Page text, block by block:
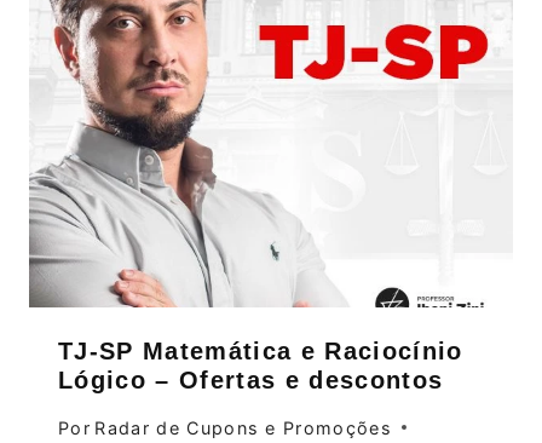
TJ-SP Matemática e Raciocínio
Lógico – Ofertas e descontos
Por Radar de Cupons e Promoções